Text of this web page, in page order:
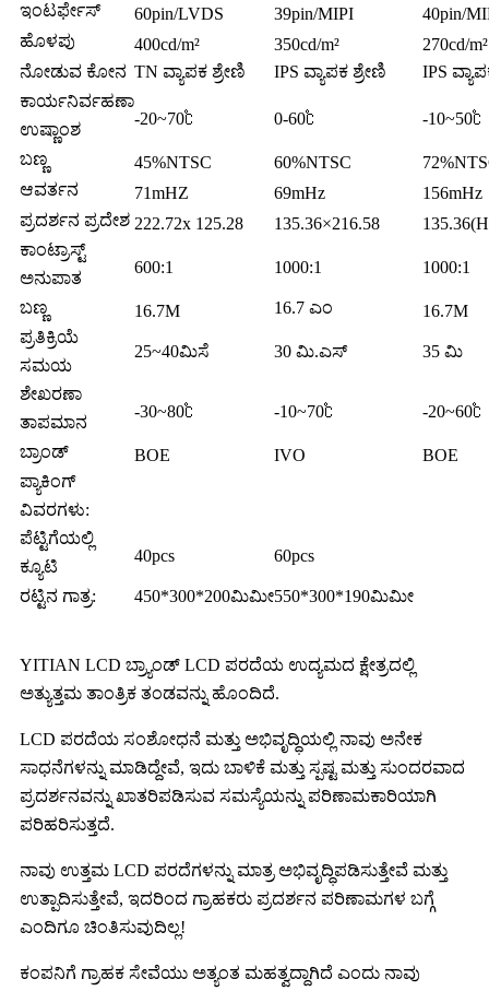
ಇಂಟರ್ಫೇಸ್ 60pin/LVDS 39pin/MIPI
40pin/
ಹೊಳಪು
400cd/m² 350cd/m²
270cd/m²
ನೋಡುವ ಕೋನ TN ವ್ಯಾಪಕ ಶ್ರೇಣಿ IPS ವ್ಯಾಪಕ ಶ್ರೇಣಿ
IPS
ಕಾರ್ಯನಿರ್ವಹಣಾ
ಉಷ್ಣಾಂಶ
-20~70℃ 0-60℃ -10~50℃
ಬಣ್ಣ 45%NTSC 60%NTSC
ಆವರ್ತನ
71mHZ 69mHz
156mHz
ಪ್ರದರ್ಶನ ಪ್ರದೇಶ 222.72x 125.28 135.36×216.58
ಕಾಂಟ್ರಾಸ್ಟ್
ಅನುಪಾತ
600:1 1000:1 1000:1
ಬಣ್ಣ 16.7M 16.7 ಎಂ
16.7M
ಪ್ರತಿಕ್ರಿಯೆ
ಸಮಯ
25~40ಮಿಸೆ 30 ಮಿ.ಎಸ್ 35 ಮಿ
ಶೇಖರಣಾ
ತಾಪಮಾನ
-30~80℃ -10~70℃ -20~60℃
ಬ್ರಾಂಡ್ BOE IVO
BOE
ಪ್ಯಾಕಿಂಗ್
ವಿವರಗಳು:
ಪೆಟ್ಟಿಗೆಯಲ್ಲಿ
ಕ್ಯೂಟಿ
40pcs 60pcs
ರಟ್ಟಿನ ಗಾತ್ರ: 450*300*200ಮಿಮೀ550*300*190ಮಿಮೀ
YITIAN LCD ಬ್ರ್ಯಾಂಡ್ LCD ಪರದೆಯ ಉದ್ಯಮದ ಕ್ಷೇತ್ರದಲ್ಲಿ
ಅತ್ಯುತ್ತಮ ತಾಂತ್ರಿಕ ತಂಡವನ್ನು ಹೊಂದಿದೆ.
LCD ಪರದೆಯ ಸಂಶೋಧನೆ ಮತ್ತು ಅಭಿವೃದ್ಧಿಯಲ್ಲಿ ನಾವು ಅನೇಕ
ಸಾಧನೆಗಳನ್ನು ಮಾಡಿದ್ದೇವೆ, ಇದು ಬಾಳಿಕೆ ಮತ್ತು ಸ್ಪಷ್ಟ ಮತ್ತು ಸುಂದರವಾದ
ಪ್ರದರ್ಶನವನ್ನು ಖಾತರಿಪಡಿಸುವ ಸಮಸ್ಯೆಯನ್ನು ಪರಿಣಾಮಕಾರಿಯಾಗಿ
ಪರಿಹರಿಸುತ್ತದೆ.
ನಾವು ಉತ್ತಮ LCD ಪರದೆಗಳನ್ನು ಮಾತ್ರ ಅಭಿವೃದ್ಧಿಪಡಿಸುತ್ತೇವೆ ಮತ್ತು
ಉತ್ಪಾದಿಸುತ್ತೇವೆ, ಇದರಿಂದ ಗ್ರಾಹಕರು ಪ್ರದರ್ಶನ ಪರಿಣಾಮಗಳ ಬಗ್ಗೆ
ಎಂದಿಗೂ ಚಿಂತಿಸುವುದಿಲ್ಲ!
ಕಂಪನಿಗೆ ಗ್ರಾಹಕ ಸೇವೆಯು ಅತ್ಯಂತ ಮಹತ್ವದ್ದಾಗಿದೆ ಎಂದು ನಾವು